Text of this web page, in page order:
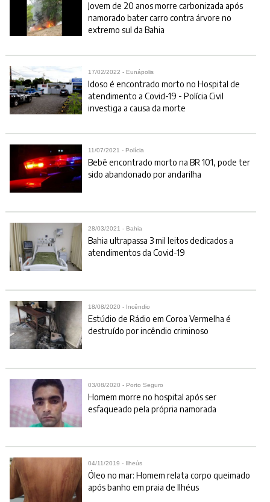
Jovem de 20 anos morre carbonizada após
namorado bater carro contra árvore no
extremo sul da Bahia
17/02/2022 - Eunápolis
Idoso é encontrado morto no Hospital de
atendimento a Covid-19 - Polícia Civil
investiga a causa da morte
11/07/2021 - Polícia
Bebê encontrado morto na BR 101, pode ter
sido abandonado por andarilha
28/03/2021 - Bahia
Bahia ultrapassa 3 mil leitos dedicados a
atendimentos da Covid-19
18/08/2020 - Incêndio
Estúdio de Rádio em Coroa Vermelha é
destruído por incêndio criminoso
03/08/2020 - Porto Seguro
Homem morre no hospital após ser
esfaqueado pela própria namorada
04/11/2019 - Ilheús
Óleo no mar: Homem relata corpo queimado
após banho em praia de Ilhéus